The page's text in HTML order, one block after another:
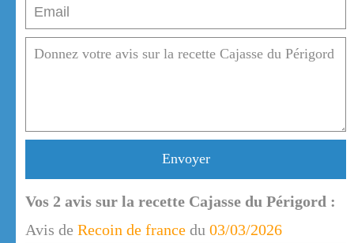
Envoyer
Vos 2 avis sur la recette Cajasse du Périgord :
Avis de Recoin de france du 03/03/2026